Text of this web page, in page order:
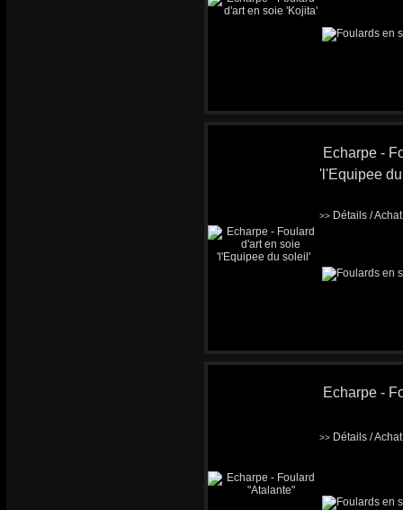
Echarpe -
'l'Equipee
>> Détails /
Echarpe -
>> Détails /